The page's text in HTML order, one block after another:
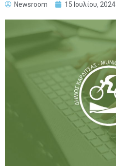
Newsroom 15 Ιουλίου, 2024